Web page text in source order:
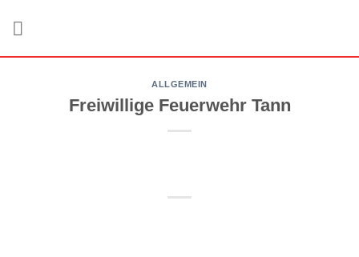
ALLGEMEIN
Freiwillige Feuerwehr Tann